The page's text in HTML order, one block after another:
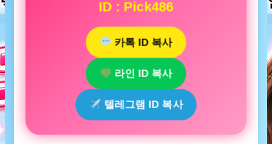
ID : Pick486
카톡 ID 복사
라인 ID 복사
텔레그램 ID 복사